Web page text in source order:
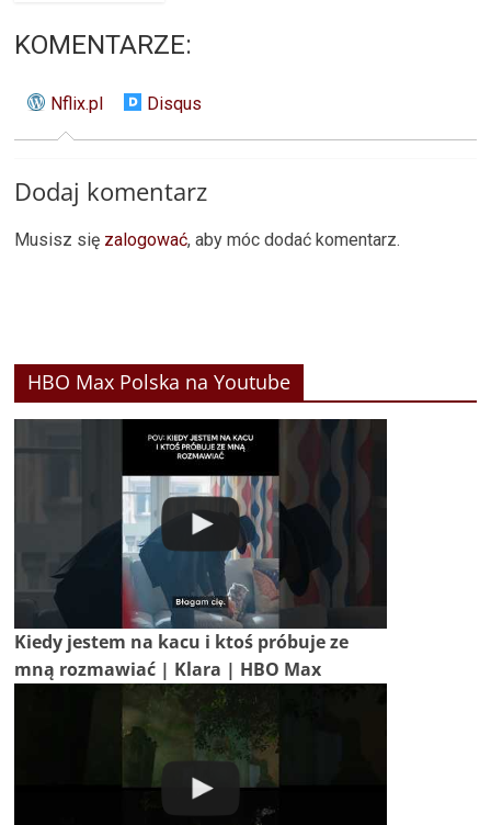
KOMENTARZE:
Nflix.pl Disqus
Dodaj komentarz
Musisz się zalogować, aby móc dodać komentarz.
HBO Max Polska na Youtube
Kiedy jestem na kacu i ktoś próbuje ze
mną rozmawiać | Klara | HBO Max